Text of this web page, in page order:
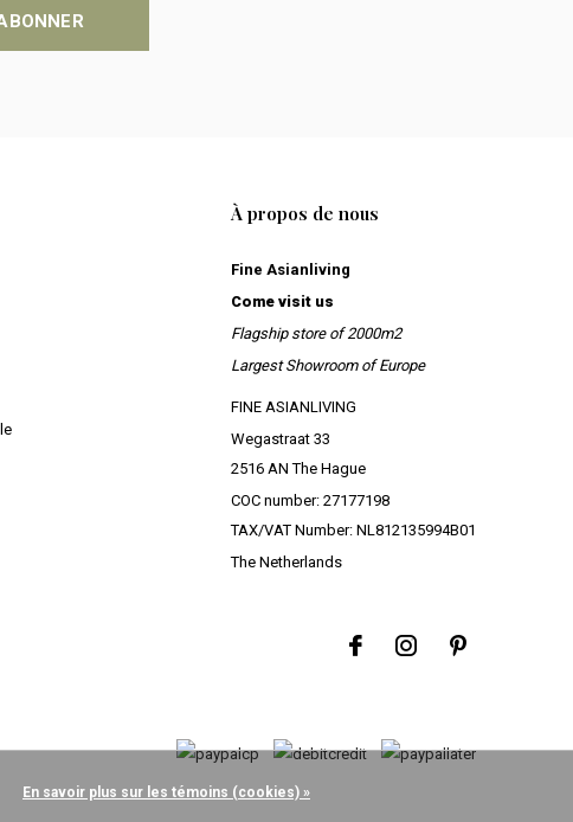
À propos de nous
Fine Asianliving
Come visit us
Flagship store of 2000m2
Largest Showroom of Europe
FINE ASIANLIVING
Wegastraat 33
2516 AN The Hague
COC number: 27177198
TAX/VAT Number: NL812135994B01
The Netherlands
En savoir plus sur les témoins (cookies) »